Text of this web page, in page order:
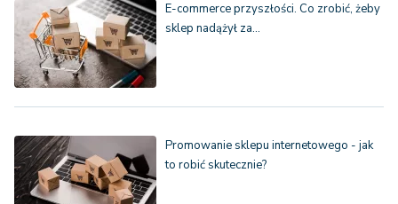
E-commerce przyszłości. Co zrobić, żeby
sklep nadążył za…
Promowanie sklepu internetowego - jak
to robić skutecznie?